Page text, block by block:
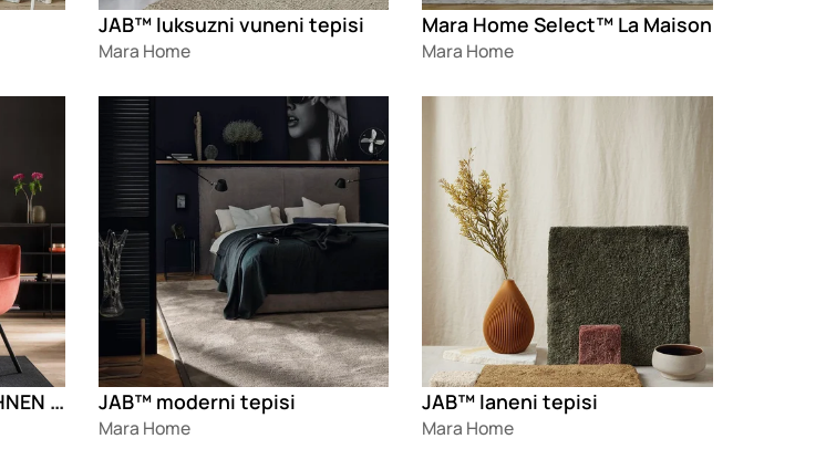
JAB™ luksuzni vuneni tepisi
Mara Home
Mara Home Select™ La Maison
Mara Home
Marburg SCHÖNER WOHNEN New Delight
Loading
JAB™ moderni tepisi
Mara Home
JAB™ laneni tepisi
Mara Home